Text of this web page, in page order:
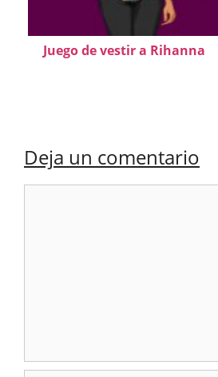
Juego de vestir a Rihanna
Deja un comentario